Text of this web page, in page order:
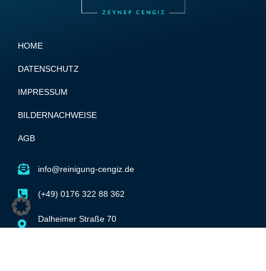
HOME
DATENSCHUTZ
IMPRESSUM
BILDERNACHWEISE
AGB
info@reinigung-cengiz.de
(+49) 0176 322 88 362
Dalheimer Straße 70